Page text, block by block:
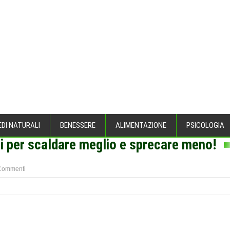
NATURALI BENESSERE ALIMENTAZIONE PSICOLOGIA
scaldare meglio e sprecare meno!